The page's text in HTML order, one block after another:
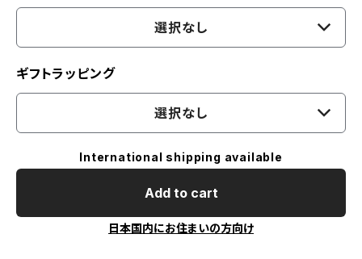
選択なし
ギフトラッピング
選択なし
International shipping available
Add to cart
日本国内にお住まいの方向け